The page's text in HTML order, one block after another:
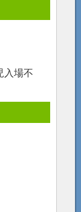
入場不